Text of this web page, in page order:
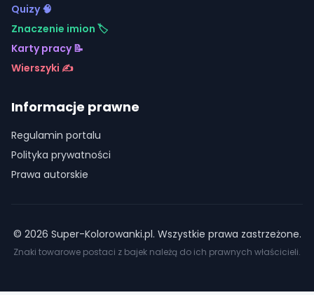
Quizy 🧠
Znaczenie imion 🏷️
Karty pracy 📝
Wierszyki ✍️
Informacje prawne
Regulamin portalu
Polityka prywatności
Prawa autorskie
© 2026 Super-Kolorowanki.pl. Wszystkie prawa zastrzeżone.
Znaki towarowe postaci z bajek należą do ich prawnych właścicieli.